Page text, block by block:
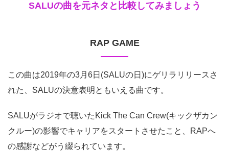
SALUの曲を元ネタと比較してみましょう
RAP GAME
この曲は2019年の3月6日(SALUの日)にゲリラリリースさ
れた、SALUの決意表明ともいえる曲です。
SALUがラジオで聴いたKick The Can Crew(キックザカン
クルー)の影響でキャリアをスタートさせたこと、RAPへ
の感謝などがう綴られています。